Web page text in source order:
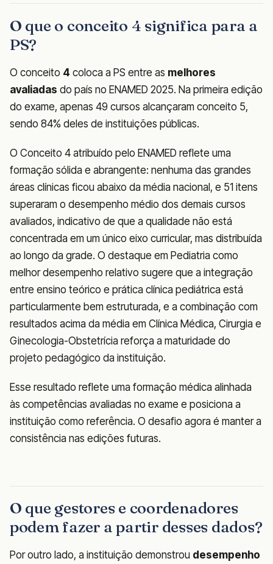
O que o conceito 4 significa para a
PS?
O conceito 4 coloca a PS entre as melhores
avaliadas do país no ENAMED 2025. Na primeira edição
do exame, apenas 49 cursos alcançaram conceito 5,
sendo 84% deles de instituições públicas.
O Conceito 4 atribuído pelo ENAMED reflete uma
formação sólida e abrangente: nenhuma das grandes
áreas clínicas ficou abaixo da média nacional, e 51 itens
superaram o desempenho médio dos demais cursos
avaliados, indicativo de que a qualidade não está
concentrada em um único eixo curricular, mas distribuída
ao longo da grade. O destaque em Pediatria como
melhor desempenho relativo sugere que a integração
entre ensino teórico e prática clínica pediátrica está
particularmente bem estruturada, e a combinação com
resultados acima da média em Clínica Médica, Cirurgia e
Ginecologia-Obstetrícia reforça a maturidade do
projeto pedagógico da instituição.
Esse resultado reflete uma formação médica alinhada
às competências avaliadas no exame e posiciona a
instituição como referência. O desafio agora é manter a
consistência nas edições futuras.
O que gestores e coordenadores
podem fazer a partir desses dados?
Por outro lado, a instituição demonstrou desempenho